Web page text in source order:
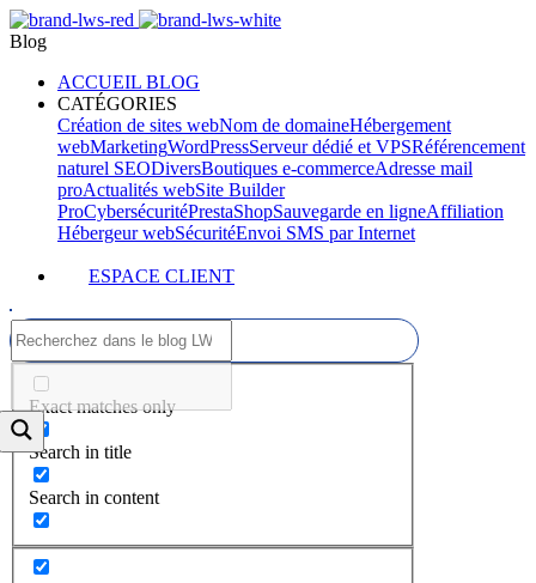
Blog
ACCUEIL BLOG
CATÉGORIES
Création de sites webNom de domaineHébergement
webMarketingWordPressServeur dédié et VPSRéférencement
naturel SEODiversBoutiques e-commerceAdresse mail
proActualités webSite Builder
ProCybersécuritéPrestaShopSauvegarde en ligneAffiliation
Hébergeur webSécuritéEnvoi SMS par Internet
ESPACE CLIENT
Exact matches only
Search in title
Search in content